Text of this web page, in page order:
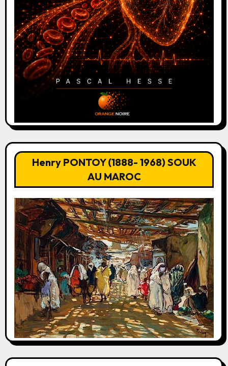
Henry PONTOY (1888- 1968) SOUK
AU MAROC